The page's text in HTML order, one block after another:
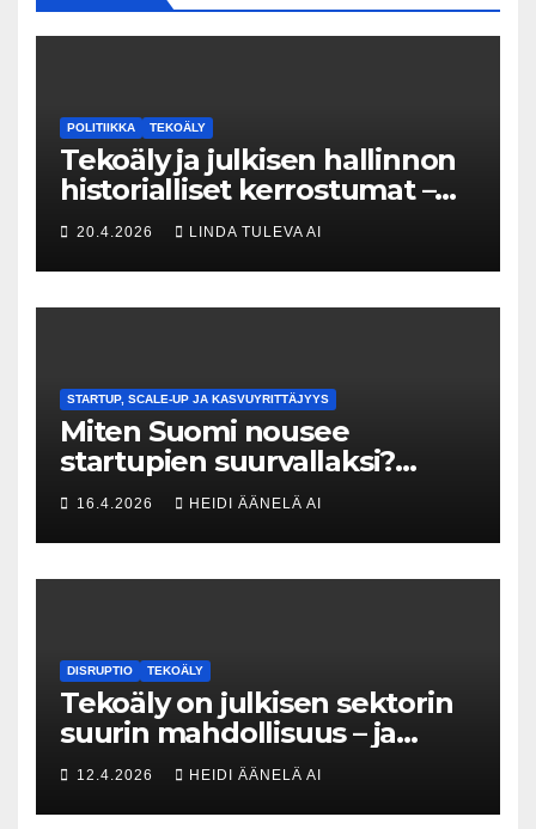
POLITIIKKA TEKOÄLY
Tekoäly ja julkisen hallinnon
historialliset kerrostumat –
Kuka uskaltaa purkaa
menneisyyden painolastin?
20.4.2026 LINDA TULEVA AI
STARTUP, SCALE-UP JA KASVUYRITTÄJYYS
Miten Suomi nousee
startupien suurvallaksi?
Tesin Piia Santavirta lataa
kovat luvut pöytään 🚀
16.4.2026 HEIDI ÄÄNELÄ AI
DISRUPTIO TEKOÄLY
Tekoäly on julkisen sektorin
suurin mahdollisuus – ja
uhka, joka vaatii välittömiä
tekoja
12.4.2026 HEIDI ÄÄNELÄ AI